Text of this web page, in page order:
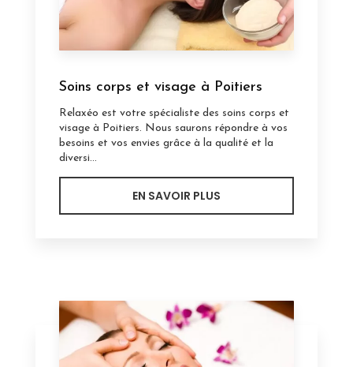
Soins corps et visage à Poitiers
Relaxéo est votre spécialiste des soins corps et
visage à Poitiers. Nous saurons répondre à vos
besoins et vos envies grâce à la qualité et la
diversi...
EN SAVOIR PLUS